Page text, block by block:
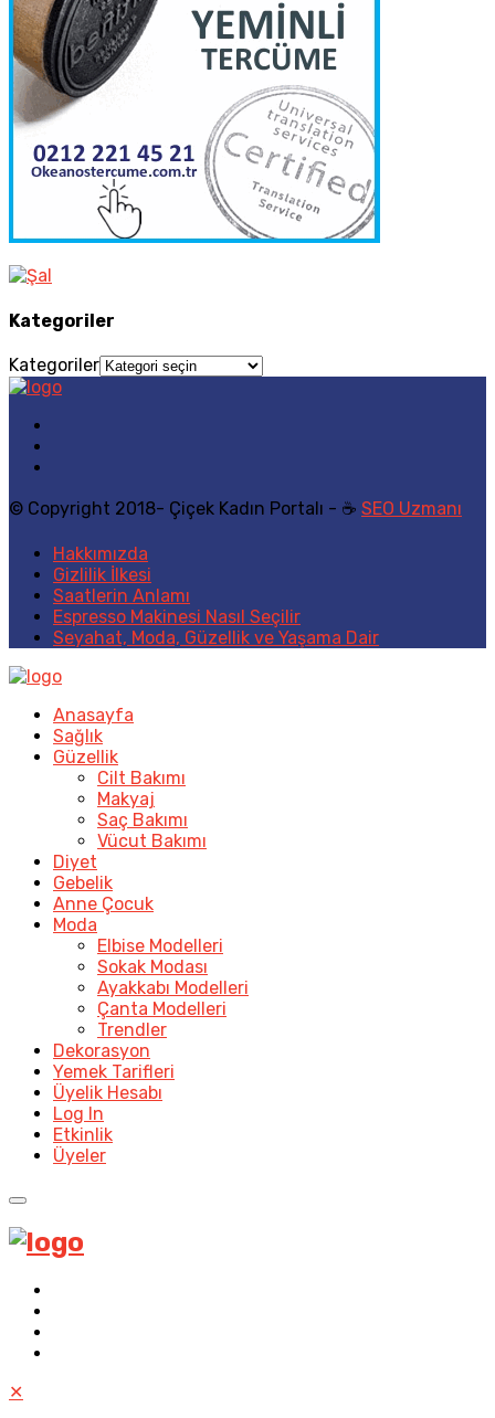
Kategoriler
Kategoriler
© Copyright 2018- Çiçek Kadın Portalı - ☕ SEO Uzmanı
Hakkımızda
Gizlilik İlkesi
Saatlerin Anlamı
Espresso Makinesi Nasıl Seçilir
Seyahat, Moda, Güzellik ve Yaşama Dair
Anasayfa
Sağlık
Güzellik
Cilt Bakımı
Makyaj
Saç Bakımı
Vücut Bakımı
Diyet
Gebelik
Anne Çocuk
Moda
Elbise Modelleri
Sokak Modası
Ayakkabı Modelleri
Çanta Modelleri
Trendler
Dekorasyon
Yemek Tarifleri
Üyelik Hesabı
Log In
Etkinlik
Üyeler
✕